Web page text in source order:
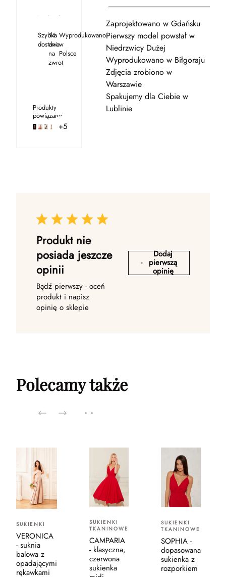
Szybka
dostawa
14
dni
na
zwrot
Wyprodukowano
w
Polsce
Produkty
powiązane
+5
Zaprojektowano w Gdańsku
Pierwszy model powstał w
Niedrzwicy Dużej
Wyprodukowano w Biłgoraju
Zdjęcia zrobiono w
Warszawie
Spakujemy dla Ciebie w
Lublinie
Produkt nie
posiada jeszcze
opinii
Bądź pierwszy - oceń
produkt i napisz
opinię o sklepie
Dodaj
pierwszą
opinię
Polecamy także
SUKIENKI
VERONICA
- suknia
balowa z
opadającymi
rękawkami
SUKIENKI
TKANINOWE
CAMPARIA
- klasyczna,
czerwona
sukienka
SUKIENKI
TKANINOWE
SOPHIA -
dopasowana
sukienka z
rozporkiem